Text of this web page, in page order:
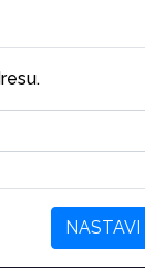
NASTAVI